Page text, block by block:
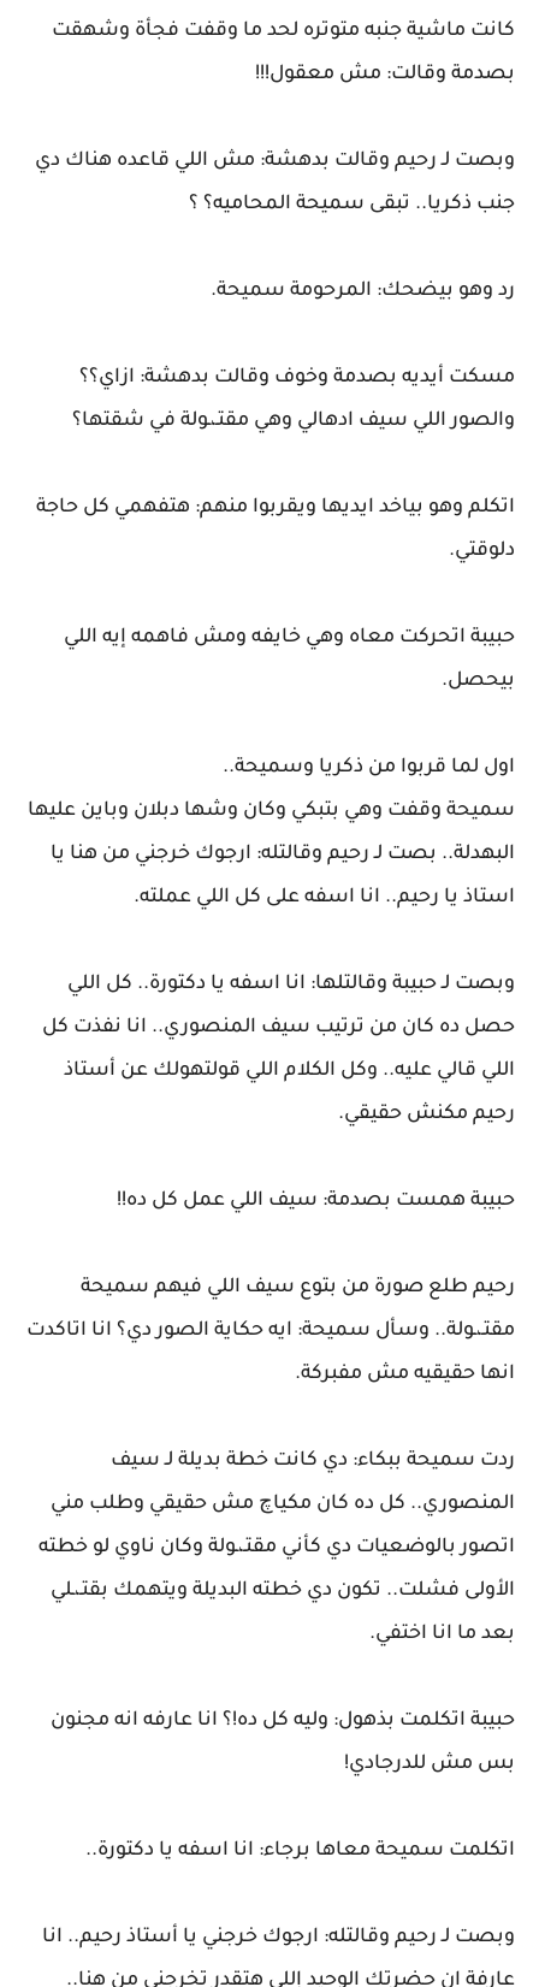
كانت ماشية جنبه متوتره لحد ما وقفت فجأة وشهقت
بصدمة وقالت: مش معقول!!!
وبصت لـ رحيم وقالت بدهشة: مش اللي قاعده هناك دي
جنب ذكريا.. تبقى سميحة المحاميه؟ ؟
رد وهو بيضحك: المرحومة سميحة.
مسكت أيديه بصدمة وخوف وقالت بدهشة: ازاي؟؟
والصور اللي سيف ادهالي وهي مقتـ،ـولة في شقتها؟
اتكلم وهو بياخد ايديها ويقربوا منهم: هتفهمي كل حاجة
دلوقتي.
حبيبة اتحركت معاه وهي خايفه ومش فاهمه إيه اللي
بيحصل.
اول لما قربوا من ذكريا وسميحة..
سميحة وقفت وهي بتبكي وكان وشها دبلان وباين عليها
البهدلة.. بصت لـ رحيم وقالتله: ارجوك خرجني من هنا يا
استاذ يا رحيم.. انا اسفه على كل اللي عملته.
وبصت لـ حبيبة وقالتلها: انا اسفه يا دكتورة.. كل اللي
حصل ده كان من ترتيب سيف المنصوري.. انا نفذت كل
اللي قالي عليه.. وكل الكلام اللي قولتهولك عن أستاذ
رحيم مكنش حقيقي.
حبيبة همست بصدمة: سيف اللي عمل كل ده!!
رحيم طلع صورة من بتوع سيف اللي فيهم سميحة
مقتـ،ـولة.. وسأل سميحة: ايه حكاية الصور دي؟ انا اتاكدت
انها حقيقيه مش مفبركة.
ردت سميحة ببكاء: دي كانت خطة بديلة لـ سيف
المنصوري.. كل ده كان مكياچ مش حقيقي وطلب مني
اتصور بالوضعيات دي كأني مقتـ،ـولة وكان ناوي لو خطته
الأولى فشلت.. تكون دي خطته البديلة ويتهمك بقتـ،ـلي
بعد ما انا اختفي.
حبيبة اتكلمت بذهول: وليه كل ده!؟ انا عارفه انه مجنون
بس مش للدرجادي!
اتكلمت سميحة معاها برجاء: انا اسفه يا دكتورة..
وبصت لـ رحيم وقالتله: ارجوك خرجني يا أستاذ رحيم.. انا
عارفة ان حضرتك الوحيد إللي هتقدر تخرجني من هنا..